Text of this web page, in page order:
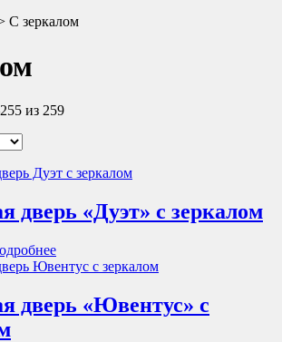
С зеркалом
из 259
дверь «Дуэт» с зеркалом
дверь «Ювентус» с